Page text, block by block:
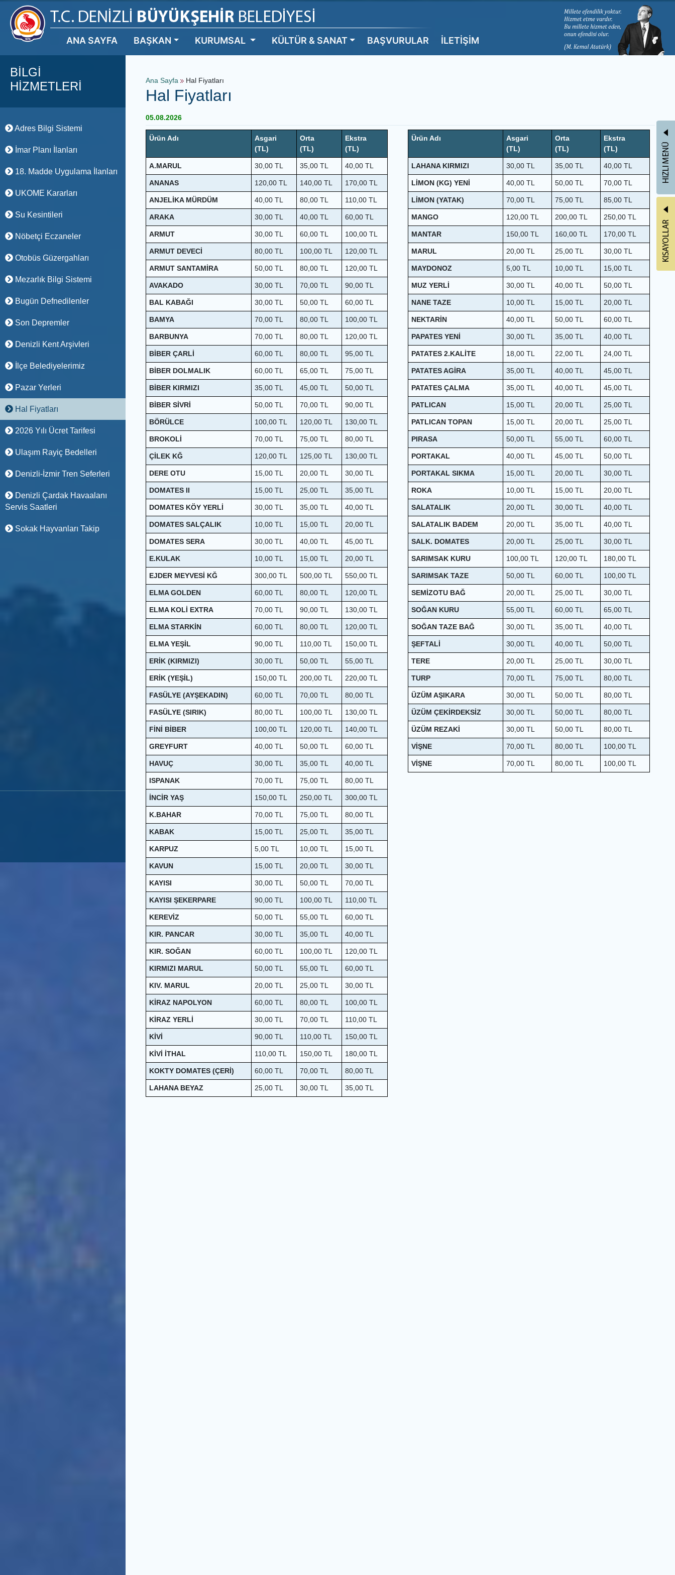
ANA SAYFA BAŞKAN KURUMSAL KÜLTÜR & SANAT BAŞVURULAR İLETİŞİM
BİLGİ
HİZMETLERİ
Adres Bilgi Sistemi
İmar Planı İlanları
18. Madde Uygulama İlanları
UKOME Kararları
Su Kesintileri
Nöbetçi Eczaneler
Otobüs Güzergahları
Mezarlık Bilgi Sistemi
Bugün Defnedilenler
Son Depremler
Denizli Kent Arşivleri
İlçe Belediyelerimiz
Pazar Yerleri
Hal Fiyatları
2026 Yılı Ücret Tarifesi
Ulaşım Rayiç Bedelleri
Denizli-İzmir Tren Seferleri
Denizli Çardak Havaalanı
Servis Saatleri
Sokak Hayvanları Takip
Ana Sayfa Hal Fiyatları
Hal Fiyatları
05.08.2026
Ürün Adı
Asgari
(TL)
Orta
(TL)
Ekstra
(TL)
A.MARUL 30,00 TL 35,00 TL 40,00 TL
ANANAS 120,00 TL 140,00 TL 170,00 TL
ANJELİKA MÜRDÜM 40,00 TL 80,00 TL 110,00 TL
ARAKA 30,00 TL 40,00 TL 60,00 TL
ARMUT 30,00 TL 60,00 TL 100,00 TL
ARMUT DEVECİ 80,00 TL 100,00 TL 120,00 TL
ARMUT SANTAMİRA 50,00 TL 80,00 TL 120,00 TL
AVAKADO 30,00 TL 70,00 TL 90,00 TL
BAL KABAĞI 30,00 TL 50,00 TL 60,00 TL
BAMYA 70,00 TL 80,00 TL 100,00 TL
BARBUNYA 70,00 TL 80,00 TL 120,00 TL
BİBER ÇARLİ 60,00 TL 80,00 TL 95,00 TL
BİBER DOLMALIK 60,00 TL 65,00 TL 75,00 TL
BİBER KIRMIZI 35,00 TL 45,00 TL 50,00 TL
BİBER SİVRİ 50,00 TL 70,00 TL 90,00 TL
BÖRÜLCE 100,00 TL 120,00 TL 130,00 TL
BROKOLİ 70,00 TL 75,00 TL 80,00 TL
ÇİLEK KĞ 120,00 TL 125,00 TL 130,00 TL
DERE OTU 15,00 TL 20,00 TL 30,00 TL
DOMATES II 15,00 TL 25,00 TL 35,00 TL
DOMATES KÖY YERLİ 30,00 TL 35,00 TL 40,00 TL
DOMATES SALÇALIK 10,00 TL 15,00 TL 20,00 TL
DOMATES SERA 30,00 TL 40,00 TL 45,00 TL
E.KULAK 10,00 TL 15,00 TL 20,00 TL
EJDER MEYVESİ KĞ 300,00 TL 500,00 TL 550,00 TL
ELMA GOLDEN 60,00 TL 80,00 TL 120,00 TL
ELMA KOLİ EXTRA 70,00 TL 90,00 TL 130,00 TL
ELMA STARKİN 60,00 TL 80,00 TL 120,00 TL
ELMA YEŞİL 90,00 TL 110,00 TL 150,00 TL
ERİK (KIRMIZI) 30,00 TL 50,00 TL 55,00 TL
ERİK (YEŞİL) 150,00 TL 200,00 TL 220,00 TL
FASÜLYE (AYŞEKADIN) 60,00 TL 70,00 TL 80,00 TL
FASÜLYE (SIRIK) 80,00 TL 100,00 TL 130,00 TL
FİNİ BİBER 100,00 TL 120,00 TL 140,00 TL
GREYFURT 40,00 TL 50,00 TL 60,00 TL
HAVUÇ 30,00 TL 35,00 TL 40,00 TL
ISPANAK 70,00 TL 75,00 TL 80,00 TL
İNCİR YAŞ 150,00 TL 250,00 TL 300,00 TL
K.BAHAR 70,00 TL 75,00 TL 80,00 TL
KABAK 15,00 TL 25,00 TL 35,00 TL
KARPUZ 5,00 TL 10,00 TL 15,00 TL
KAVUN 15,00 TL 20,00 TL 30,00 TL
KAYISI 30,00 TL 50,00 TL 70,00 TL
KAYISI ŞEKERPARE 90,00 TL 100,00 TL 110,00 TL
KEREVİZ 50,00 TL 55,00 TL 60,00 TL
KIR. PANCAR 30,00 TL 35,00 TL 40,00 TL
KIR. SOĞAN 60,00 TL 100,00 TL 120,00 TL
KIRMIZI MARUL 50,00 TL 55,00 TL 60,00 TL
KIV. MARUL 20,00 TL 25,00 TL 30,00 TL
KİRAZ NAPOLYON 60,00 TL 80,00 TL 100,00 TL
KİRAZ YERLİ 30,00 TL 70,00 TL 110,00 TL
KİVİ 90,00 TL 110,00 TL 150,00 TL
KİVİ İTHAL 110,00 TL 150,00 TL 180,00 TL
KOKTY DOMATES (ÇERİ) 60,00 TL 70,00 TL 80,00 TL
LAHANA BEYAZ 25,00 TL 30,00 TL 35,00 TL
Ürün Adı
Asgari
(TL)
Orta
(TL)
Ekstra
(TL)
LAHANA KIRMIZI 30,00 TL 35,00 TL 40,00 TL
LİMON (KG) YENİ 40,00 TL 50,00 TL 70,00 TL
LİMON (YATAK) 70,00 TL 75,00 TL 85,00 TL
MANGO 120,00 TL 200,00 TL 250,00 TL
MANTAR 150,00 TL 160,00 TL 170,00 TL
MARUL 20,00 TL 25,00 TL 30,00 TL
MAYDONOZ 5,00 TL 10,00 TL 15,00 TL
MUZ YERLİ 30,00 TL 40,00 TL 50,00 TL
NANE TAZE 10,00 TL 15,00 TL 20,00 TL
NEKTARİN 40,00 TL 50,00 TL 60,00 TL
PAPATES YENİ 30,00 TL 35,00 TL 40,00 TL
PATATES 2.KALİTE 18,00 TL 22,00 TL 24,00 TL
PATATES AGİRA 35,00 TL 40,00 TL 45,00 TL
PATATES ÇALMA 35,00 TL 40,00 TL 45,00 TL
PATLICAN 15,00 TL 20,00 TL 25,00 TL
PATLICAN TOPAN 15,00 TL 20,00 TL 25,00 TL
PIRASA 50,00 TL 55,00 TL 60,00 TL
PORTAKAL 40,00 TL 45,00 TL 50,00 TL
PORTAKAL SIKMA 15,00 TL 20,00 TL 30,00 TL
ROKA 10,00 TL 15,00 TL 20,00 TL
SALATALIK 20,00 TL 30,00 TL 40,00 TL
SALATALIK BADEM 20,00 TL 35,00 TL 40,00 TL
SALK. DOMATES 20,00 TL 25,00 TL 30,00 TL
SARIMSAK KURU 100,00 TL 120,00 TL 180,00 TL
SARIMSAK TAZE 50,00 TL 60,00 TL 100,00 TL
SEMİZOTU BAĞ 20,00 TL 25,00 TL 30,00 TL
SOĞAN KURU 55,00 TL 60,00 TL 65,00 TL
SOĞAN TAZE BAĞ 30,00 TL 35,00 TL 40,00 TL
ŞEFTALİ 30,00 TL 40,00 TL 50,00 TL
TERE 20,00 TL 25,00 TL 30,00 TL
TURP 70,00 TL 75,00 TL 80,00 TL
ÜZÜM AŞIKARA 30,00 TL 50,00 TL 80,00 TL
ÜZÜM ÇEKİRDEKSİZ 30,00 TL 50,00 TL 80,00 TL
ÜZÜM REZAKİ 30,00 TL 50,00 TL 80,00 TL
VİŞNE 70,00 TL 80,00 TL 100,00 TL
VİŞNE 70,00 TL 80,00 TL 100,00 TL